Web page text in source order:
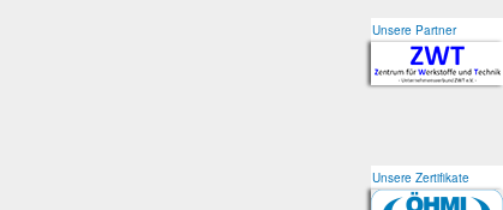
Unsere Partner
Unsere Zertifikate
Unsere Partner
Unsere Zertifikate